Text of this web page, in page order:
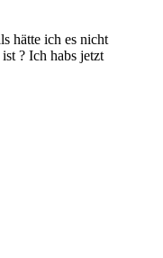
hätte ich es nicht
? Ich habs jetzt